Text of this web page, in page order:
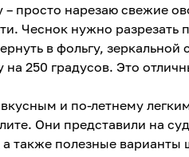
просто нарезаю свежие
Чеснок нужно разрезать
в фольгу, зеркальной
250 градусов. Это
и по-летнему
Они представили на
также полезные